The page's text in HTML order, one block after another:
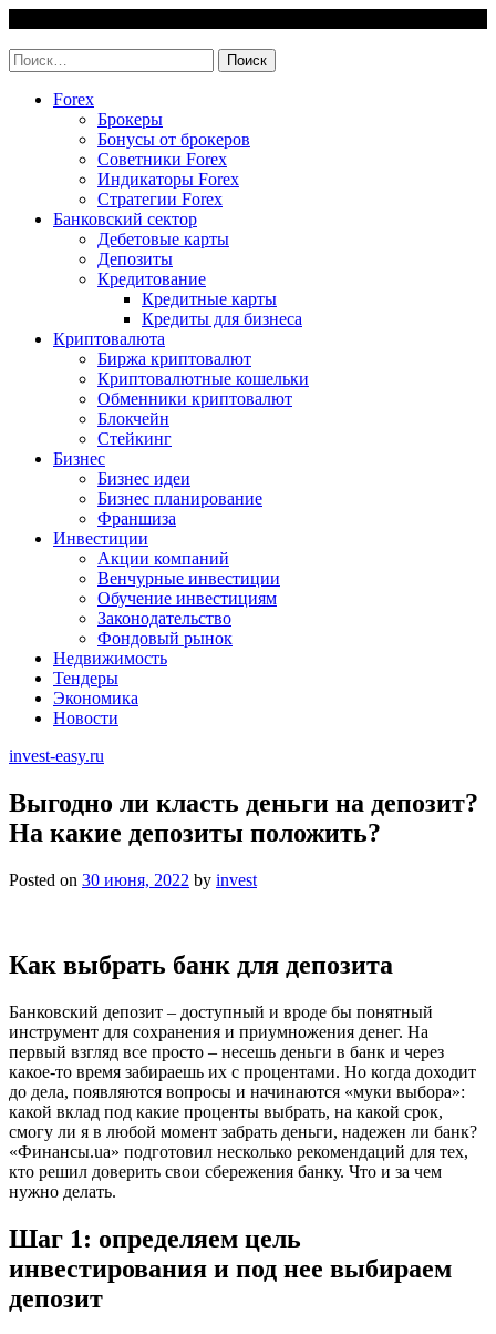
content
Найти:
Forex
Брокеры
Бонусы от брокеров
Советники Forex
Индикаторы Forex
Стратегии Forex
Банковский сектор
Дебетовые карты
Депозиты
Кредитование
Кредитные карты
Кредиты для бизнеса
Криптовалюта
Биржа криптовалют
Криптовалютные кошельки
Обменники криптовалют
Блокчейн
Стейкинг
Бизнес
Бизнес идеи
Бизнес планирование
Франшиза
Инвестиции
Акции компаний
Венчурные инвестиции
Обучение инвестициям
Законодательство
Фондовый рынок
Недвижимость
Тендеры
Экономика
Новости
invest-easy.ru
Выгодно ли класть деньги на депозит?
На какие депозиты положить?
Posted on 30 июня, 2022 by invest
Как выбрать банк для депозита
Банковский депозит – доступный и вроде бы понятный
инструмент для сохранения и приумножения денег. На
первый взгляд все просто – несешь деньги в банк и через
какое-то время забираешь их с процентами. Но когда доходит
до дела, появляются вопросы и начинаются «муки выбора»:
какой вклад под какие проценты выбрать, на какой срок,
смогу ли я в любой момент забрать деньги, надежен ли банк?
«Финансы.ua» подготовил несколько рекомендаций для тех,
кто решил доверить свои сбережения банку. Что и за чем
нужно делать.
Шаг 1: определяем цель
инвестирования и под нее выбираем
депозит